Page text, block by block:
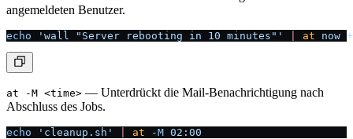
angemeldeten Benutzer.
echo 'wall "Server rebooting in 10 minutes"' at now +
at -M <time> — Unterdrückt die Mail-Benachrichtigung nach
Abschluss des Jobs.
echo 'cleanup.sh' at -M 02:00